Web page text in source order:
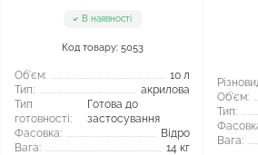
В наявності
Код товару: 5053
Об'єм:
10 л
Тип:
акрилова
Тип
готовності:
Готова до
застосування
Фасовка:
Відро
Вага:
14 кг
Об'єм:
Тип:
Вага: